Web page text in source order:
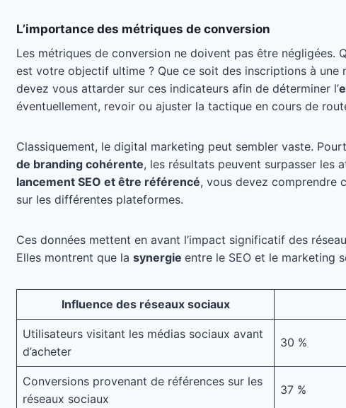
L’importance des métriques de conversion
Les métriques de conversion ne doivent pas être négligées.
est votre objectif ultime ? Que ce soit des inscriptions à une
devez vous attarder sur ces indicateurs afin de déterminer l’
éventuellement, revoir ou ajuster la tactique en cours de
Classiquement, le digital marketing peut sembler vaste.
de branding cohérente, les résultats peuvent surpasser les
lancement SEO et être référencé, vous devez comprendre
sur les différentes plateformes.
Ces données mettent en avant l’impact significatif des
Elles montrent que la synergie entre le SEO et le marketing
Influence des réseaux sociaux
Utilisateurs visitant les médias sociaux avant
d’acheter
30 %
Conversions provenant de références sur les
réseaux sociaux
37 %